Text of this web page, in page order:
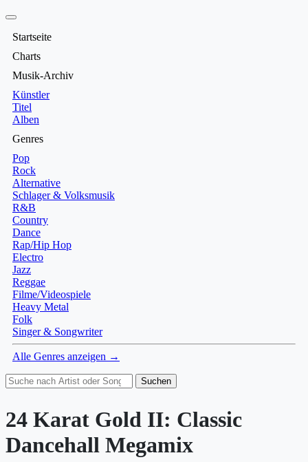
Startseite
Charts
Musik-Archiv
Künstler
Titel
Alben
Genres
Pop
Rock
Alternative
Schlager & Volksmusik
R&B
Country
Dance
Rap/Hip Hop
Electro
Jazz
Reggae
Filme/Videospiele
Heavy Metal
Folk
Singer & Songwriter
Alle Genres anzeigen →
Suchen
24 Karat Gold II: Classic
Dancehall Megamix